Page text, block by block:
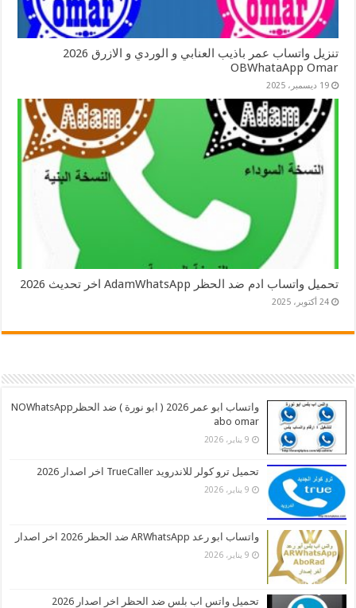
تنزيل واتساب عمر باذيب العنابي و الوردي و الازرق 2026
OBWhataApp Omar
19 ديسمبر، 2025
تحميل واتساب ادم ضد الحظر AdamWhatsApp اخر تحديث 2026
24 أكتوبر، 2025
واتساب ابو عمر 2026 ( ابو نورة ) ضد الحظرNOWhatsApp
abo omar
9 يناير، 2026
تحميل ترو كولر للاندرويد TrueCaller اخر اصدار 2026
9 يناير، 2026
واتساب ابو رعد ARWhatsApp ضد الحظر 2026 اخر اصدار
9 يناير، 2026
تحميل واتس اب بلس ضد الحظر اخر اصدار 2026